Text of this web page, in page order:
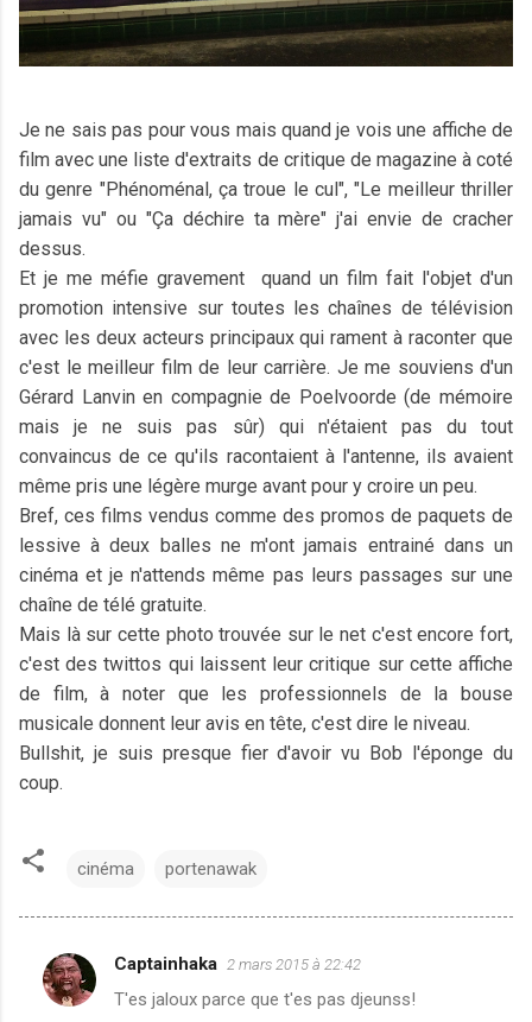
Je ne sais pas pour vous mais quand je vois une affiche de
film avec une liste d'extraits de critique de magazine à coté
du genre "Phénoménal, ça troue le cul", "Le meilleur thriller
jamais vu" ou "Ça déchire ta mère" j'ai envie de cracher
dessus.
Et je me méfie gravement quand un film fait l'objet d'un
promotion intensive sur toutes les chaînes de télévision
avec les deux acteurs principaux qui rament à raconter que
c'est le meilleur film de leur carrière. Je me souviens d'un
Gérard Lanvin en compagnie de Poelvoorde (de mémoire
mais je ne suis pas sûr) qui n'étaient pas du tout
convaincus de ce qu'ils racontaient à l'antenne, ils avaient
même pris une légère murge avant pour y croire un peu.
Bref, ces films vendus comme des promos de paquets de
lessive à deux balles ne m'ont jamais entrainé dans un
cinéma et je n'attends même pas leurs passages sur une
chaîne de télé gratuite.
Mais là sur cette photo trouvée sur le net c'est encore fort,
c'est des twittos qui laissent leur critique sur cette affiche
de film, à noter que les professionnels de la bouse
musicale donnent leur avis en tête, c'est dire le niveau.
Bullshit, je suis presque fier d'avoir vu Bob l'éponge du
coup.
cinéma portenawak
C
o
Captainhaka 2 mars 2015 à 22:42
T'es jaloux parce que t'es pas djeunss!